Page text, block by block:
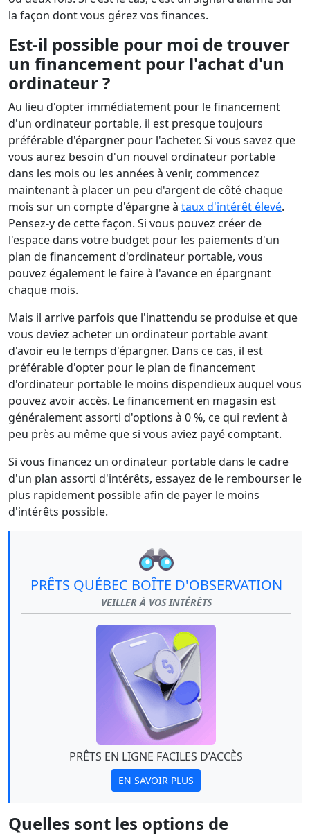
la façon dont vous gérez vos finances.
Est-il possible pour moi de trouver
un financement pour l'achat d'un
ordinateur ?
Au lieu d'opter immédiatement pour le financement
d'un ordinateur portable, il est presque toujours
préférable d'épargner pour l'acheter. Si vous savez que
vous aurez besoin d'un nouvel ordinateur portable
dans les mois ou les années à venir, commencez
maintenant à placer un peu d'argent de côté chaque
mois sur un compte d'épargne à taux d'intérêt élevé.
Pensez-y de cette façon. Si vous pouvez créer de
l'espace dans votre budget pour les paiements d'un
plan de financement d'ordinateur portable, vous
pouvez également le faire à l'avance en épargnant
chaque mois.
Mais il arrive parfois que l'inattendu se produise et que
vous deviez acheter un ordinateur portable avant
d'avoir eu le temps d'épargner. Dans ce cas, il est
préférable d'opter pour le plan de financement
d'ordinateur portable le moins dispendieux auquel vous
pouvez avoir accès. Le financement en magasin est
généralement assorti d'options à 0 %, ce qui revient à
peu près au même que si vous aviez payé comptant.
Si vous financez un ordinateur portable dans le cadre
d'un plan assorti d'intérêts, essayez de le rembourser le
plus rapidement possible afin de payer le moins
d'intérêts possible.
PRÊTS QUÉBEC BOÎTE D'OBSERVATION
VEILLER À VOS INTÉRÊTS
PRÊTS EN LIGNE FACILES D’ACCÈS
EN SAVOIR PLUS
Quelles sont les options de